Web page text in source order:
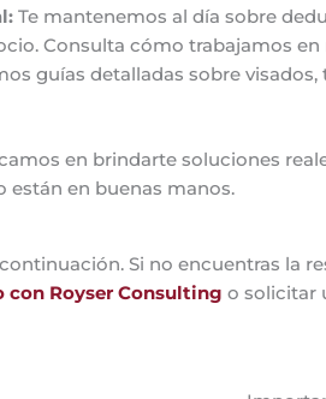
Te mantenemos al día sobre
Consulta cómo trabajamos en
guías detalladas sobre
en brindarte soluciones
en buenas manos.
Si no encuentras la
con Royser Consulting o solicitar